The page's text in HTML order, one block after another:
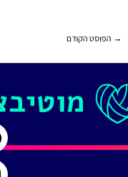
→ הפוסט הקודם